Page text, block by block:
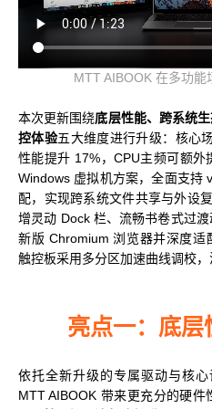
MTT X300
MTT S30 / S10
GPU 虚拟化 / vGPU
KUAE 云原生套件
PES 控制中心
科学计算套件
MTT AIBOOK 在多功能
本次更新围绕底层性能、跨系统
控体验五大维度进行升级：核心
性能提升 17%，CPU主频可额
Windows 虚拟机方案，全面支持
配，实现跨系统文件共享与外设
增灵动 Dock 栏、流畅书卷式过
新版 Chromium 浏览器并深度适
触控板采用多分区加速曲线调校，
亮点一：底层
依托全新升级的专属驱动与核
MTT AIBOOK 带来更充分的硬